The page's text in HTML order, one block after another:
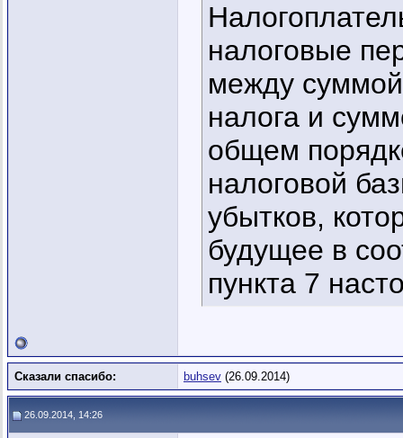
налоговые
между
налога и
общем
налоговой
убытков,
будущее в
пункта 7
Сказали спасибо: buhsev (26.09.2014)
26.09.2014, 14:26